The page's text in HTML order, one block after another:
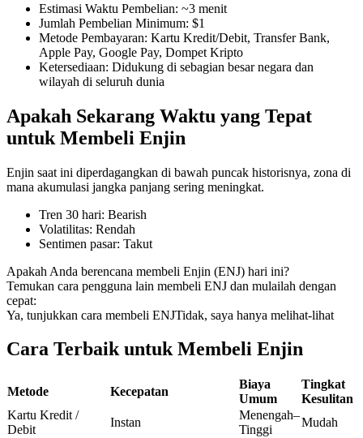
TradFi
Derivatif saham, forex, logam mulia, dan komoditas
USDC Berjangka
Kontrak berjangka menggunakan USDC sebagai jaminannya
Estimasi Waktu Pembelian: ~3 menit
Jumlah Pembelian Minimum: $1
Metode Pembayaran: Kartu Kredit/Debit, Transfer Bank,
Apple Pay, Google Pay, Dompet Kripto
Ketersediaan: Didukung di sebagian besar negara dan
wilayah di seluruh dunia
Apakah Sekarang Waktu yang Tepat
untuk Membeli Enjin
Enjin saat ini diperdagangkan di bawah puncak historisnya, zona di
mana akumulasi jangka panjang sering meningkat.
Tren 30 hari: Bearish
Volatilitas: Rendah
Sentimen pasar: Takut
Apakah Anda berencana membeli Enjin (ENJ) hari ini?
Temukan cara pengguna lain membeli ENJ dan mulailah dengan
cepat:
Ya, tunjukkan cara membeli ENJTidak, saya hanya melihat-lihat
Cara Terbaik untuk Membeli Enjin
Metode Kecepatan
Biaya
Umum
Tingkat
Kesulitan
Kartu Kredit /
Debit
Instan
Menengah–
Tinggi
Mudah